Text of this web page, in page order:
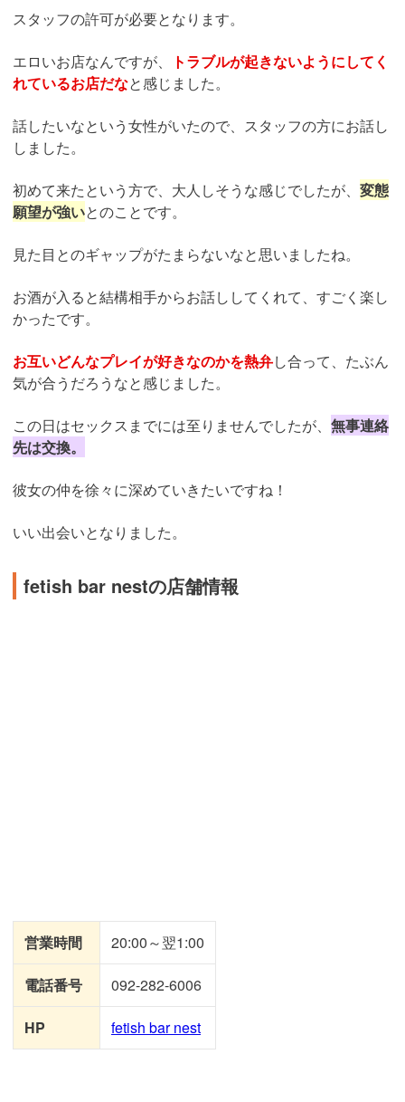
スタッフの許可が必要となります。
エロいお店なんですが、
トラブルが起きないようにしてく
れているお店だなと感じました。
話したいなという女性がいたので、スタッフの方にお話し
しました。
初めて来たという方で、大人しそうな感じでしたが、 変態
願望が強いとのことです。
見た目とのギャップがたまらないなと思いましたね。
お酒が入ると結構相手からお話ししてくれて、すごく楽し
かったです。
お互いどんなプレイが好きなのかを熱弁し合って、たぶん
気が合うだろうなと感じました。
この日はセックスまでには至りませんでしたが、 無事連絡
先は交換。
彼女の仲を徐々に深めていきたいですね！
いい出会いとなりました。
fetish bar nestの店舗情報
営業時間 20:00～翌1:00
電話番号 092-282-6006
HP fetish bar nest